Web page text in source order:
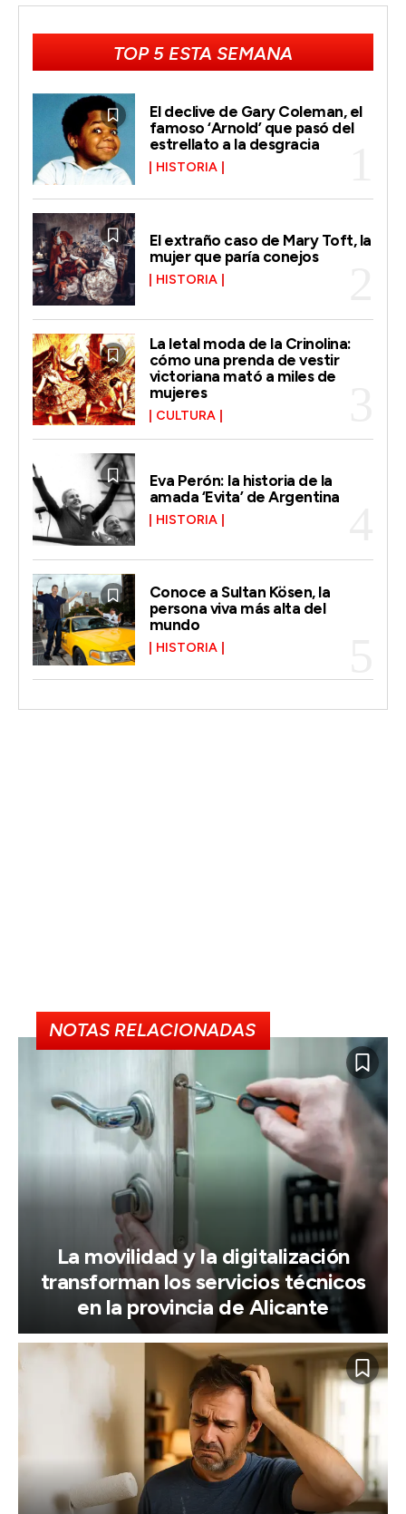
TOP 5 ESTA SEMANA
El declive de Gary Coleman, el
famoso ‘Arnold’ que pasó del
estrellato a la desgracia
HISTORIA
El extraño caso de Mary Toft, la
mujer que paría conejos
HISTORIA
La letal moda de la Crinolina:
cómo una prenda de vestir
victoriana mató a miles de
mujeres
CULTURA
Eva Perón: la historia de la
amada ‘Evita’ de Argentina
HISTORIA
Conoce a Sultan Kösen, la
persona viva más alta del
mundo
HISTORIA
NOTAS RELACIONADAS
La movilidad y la digitalización
transforman los servicios técnicos
en la provincia de Alicante